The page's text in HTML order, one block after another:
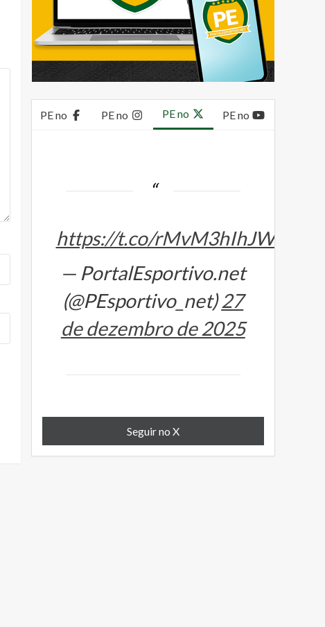
PE no PE no PE no PE no
https://t.co/rMvM3hIhJW
— PortalEsportivo.net
(@PEsportivo_net)27
de dezembro de 2025
Seguir no X